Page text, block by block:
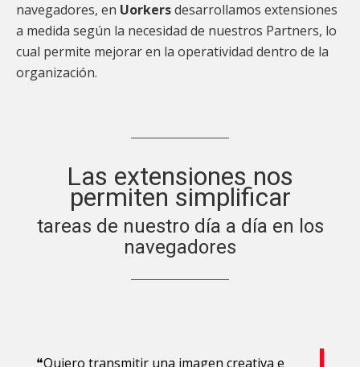
navegadores, en Uorkersdesarrollamos extensiones
a medida según la necesidad de nuestros Partners, lo
cual permite mejorar en la operatividad dentro de la
organización.
Las extensiones nos
permiten simplificar
tareas de nuestro día a día en los
navegadores
❝Quiero transmitir una imagen creativa e